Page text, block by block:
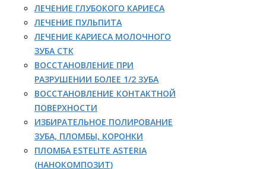
ЛЕЧЕНИЕ ГЛУБОКОГО КАРИЕСА
ЛЕЧЕНИЕ ПУЛЬПИТА
ЛЕЧЕНИЕ КАРИЕСА МОЛОЧНОГО
ЗУБА СТК
ВОССТАНОВЛЕНИЕ ПРИ
РАЗРУШЕНИИ БОЛЕЕ 1/2 ЗУБА
ВОССТАНОВЛЕНИЕ КОНТАКТНОЙ
ПОВЕРХНОСТИ
ИЗБИРАТЕЛЬНОЕ ПОЛИРОВАНИЕ
ЗУБА, ПЛОМБЫ, КОРОНКИ
ПЛОМБА ESTELITE ASTERIA
(НАНОКОМПОЗИТ)